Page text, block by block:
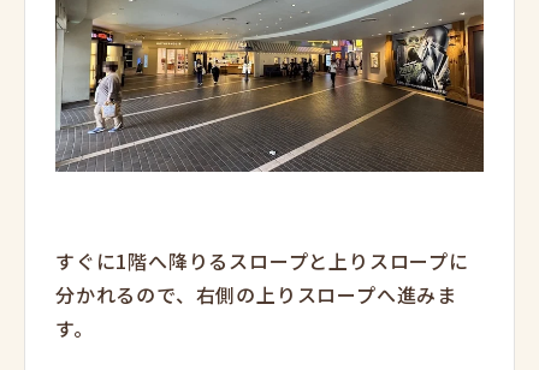
すぐに1階へ降りるスロープと上りスロープに
分かれるので、右側の上りスロープへ進みま
す。